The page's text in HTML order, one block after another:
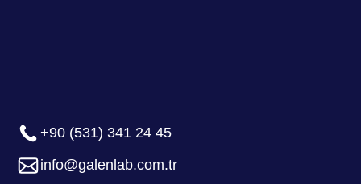
+90 (531) 341 24 45
info@galenlab.com.tr